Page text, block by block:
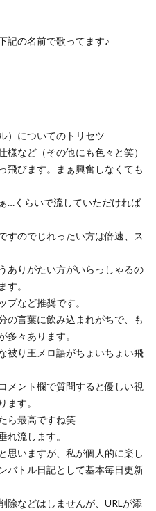
記の名前で歌ってます♪
）についてのトリセツ
様など（その他にも色々と笑）
飛びます。まぁ興奮しなくても
…くらいで流していただければ
すのでじれったい方は倍速、ス
ありがたい方がいらっしゃるの
す。
プなど推奨です。
の言葉に飲み込まれがちで、も
多々あります。
被り王メロ語がちょいちょい飛
メント欄で質問すると優しい視
ます。
ら最高ですね笑
れ流します。
思いますが、私が個人的に楽し
バトル日記として基本毎日更新
除などはしませんが、URLが添